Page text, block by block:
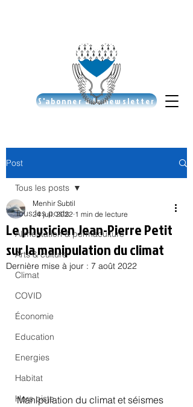
S'abonner à la newsletter
Post
Tous les posts
Alimentation & permaculture
Arts & culture
Climat
COVID
Économie
Education
Energies
Habitat
Hors piste
Tous les posts
Le physicien Jean-Pierre Petit
sur la manipulation du climat
Menhir Subtil
24 juil. 2022 1 min de lecture
Dernière mise à jour : 7 août 2022
Manipulation du climat et séismes